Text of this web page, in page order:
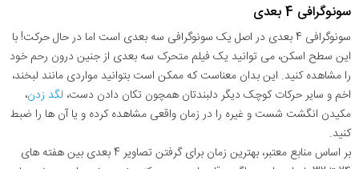
سونوگرافی 4 بعدی
سونوگرافی 4 بعدی در اصل یک سونوگرافی سه بعدی است اما در حال حرکت! با
این سطح اسکن، می توانید یک فیلم متحرک سه بعدی از جنین درون رحم خود
را مشاهده کنید. این بدان معناست که ممکن است بتوانید مواردی مانند لبخند،
اخم و سایر حرکات کوچک دیگر دلبندتان همچون تکان دادن دست، لگد زدن،
مکیدن انگشت شست و غیره را در زمان واقعی مشاهده کرده و یا آن ها را ضبط
کنید.
بر اساس منابع معتبر، بهترین زمان برای گرفتن تصاویر 4 بعدی بین هفته های